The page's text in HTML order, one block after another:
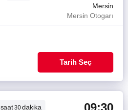
Mersin
Mersin Otogarı
Tarih Seç
saat30dakika 09:30